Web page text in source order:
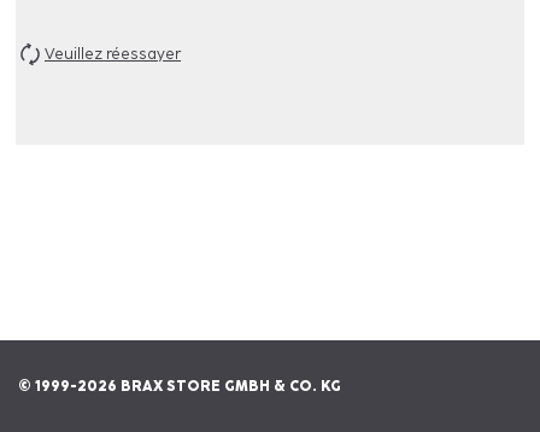
Veuillez réessayer
© 1999-2026 BRAX STORE GMBH & CO. KG